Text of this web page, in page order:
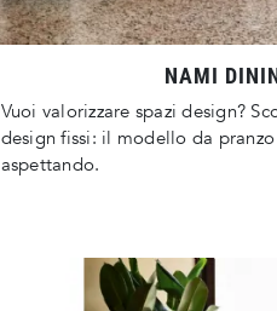
NAMI
Vuoi valorizzare spazi design?
design fissi: il modello da
aspettando.